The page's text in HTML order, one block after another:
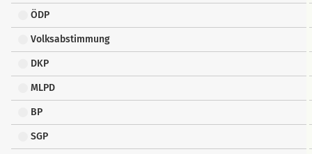
ÖDP
Volksabstimmung
DKP
MLPD
BP
SGP